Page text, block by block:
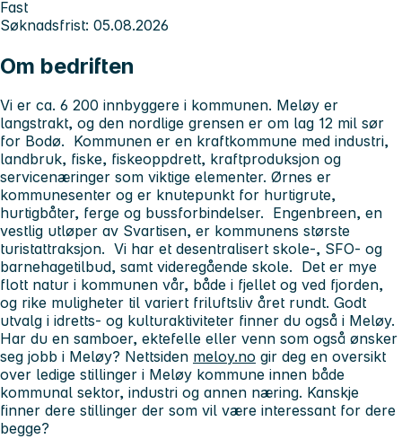
Fast
Søknadsfrist: 05.08.2026
Om bedriften
Vi er ca. 6 200 innbyggere i kommunen. Meløy er
langstrakt, og den nordlige grensen er om lag 12 mil sør
for Bodø. Kommunen er en kraftkommune med industri,
landbruk, fiske, fiskeoppdrett, kraftproduksjon og
servicenæringer som viktige elementer. Ørnes er
kommunesenter og er knutepunkt for hurtigrute,
hurtigbåter, ferge og bussforbindelser. Engenbreen, en
vestlig utløper av Svartisen, er kommunens største
turistattraksjon. Vi har et desentralisert skole-, SFO- og
barnehagetilbud, samt videregående skole. Det er mye
flott natur i kommunen vår, både i fjellet og ved fjorden,
og rike muligheter til variert friluftsliv året rundt. Godt
utvalg i idretts- og kulturaktiviteter finner du også i Meløy.
Har du en samboer, ektefelle eller venn som også ønsker
seg jobb i Meløy? Nettsiden meloy.no gir deg en oversikt
over ledige stillinger i Meløy kommune innen både
kommunal sektor, industri og annen næring. Kanskje
finner dere stillinger der som vil være interessant for dere
begge?